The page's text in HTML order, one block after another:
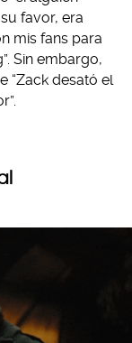
favor, era
mis fans para
Sin embargo,
“Zack desató el